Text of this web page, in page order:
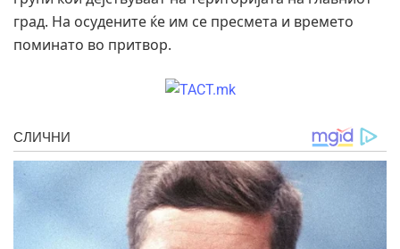
град. На осудените ќе им се пресмета и времето
поминато во притвор.